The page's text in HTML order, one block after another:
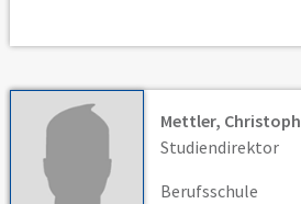
Mettler, Christoph
Studiendirektor
Berufsschule